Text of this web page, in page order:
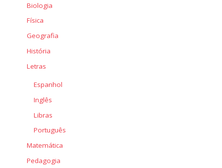
Biologia
Física
Geografia
História
Letras
Espanhol
Inglês
Libras
Português
Matemática
Pedagogia